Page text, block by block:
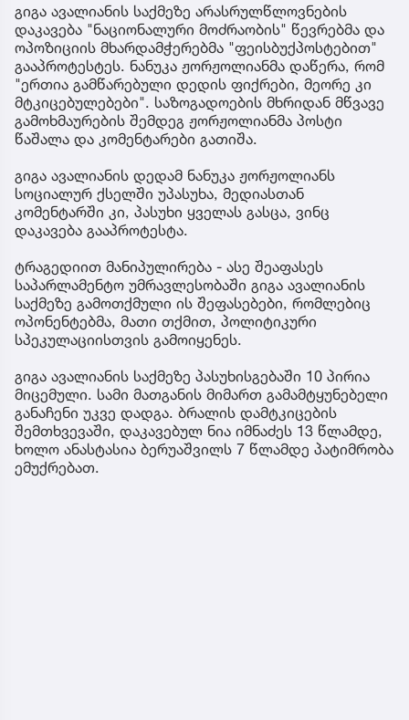
გიგა ავალიანის საქმეზე არასრულწლოვნების
დაკავება "ნაციონალური მოძრაობის" წევრებმა და
ოპოზიციის მხარდამჭერებმა "ფეისბუქპოსტებით"
გააპროტესტეს. ნანუკა ჟორჟოლიანმა დაწერა, რომ
"ერთია გამწარებული დედის ფიქრები, მეორე კი
მტკიცებულებები". საზოგადოების მხრიდან მწვავე
გამოხმაურების შემდეგ ჟორჟოლიანმა პოსტი
წაშალა და კომენტარები გათიშა.
გიგა ავალიანის დედამ ნანუკა ჟორჟოლიანს
სოციალურ ქსელში უპასუხა, მედიასთან
კომენტარში კი, პასუხი ყველას გასცა, ვინც
დაკავება გააპროტესტა.
ტრაგედიით მანიპულირება - ასე შეაფასეს
საპარლამენტო უმრავლესობაში გიგა ავალიანის
საქმეზე გამოთქმული ის შეფასებები, რომლებიც
ოპონენტებმა, მათი თქმით, პოლიტიკური
სპეკულაციისთვის გამოიყენეს.
გიგა ავალიანის საქმეზე პასუხისგებაში 10 პირია
მიცემული. სამი მათგანის მიმართ გამამტყუნებელი
განაჩენი უკვე დადგა. ბრალის დამტკიცების
შემთხვევაში, დაკავებულ ნია იმნაძეს 13 წლამდე,
ხოლო ანასტასია ბერუაშვილს 7 წლამდე პატიმრობა
ემუქრებათ.